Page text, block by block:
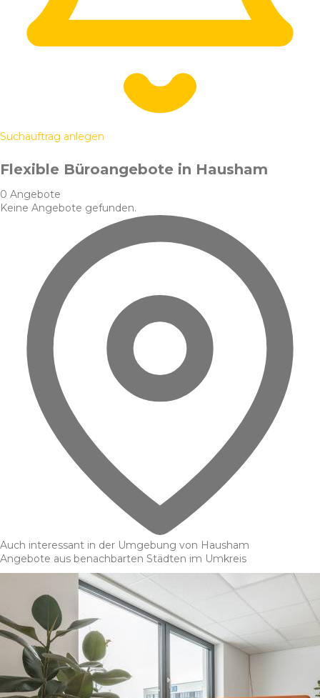
Suchauftrag anlegen
Flexible Büroangebote in Hausham
0 Angebote
Keine Angebote gefunden.
Auch interessant in der Umgebung von Hausham
Angebote aus benachbarten Städten im Umkreis